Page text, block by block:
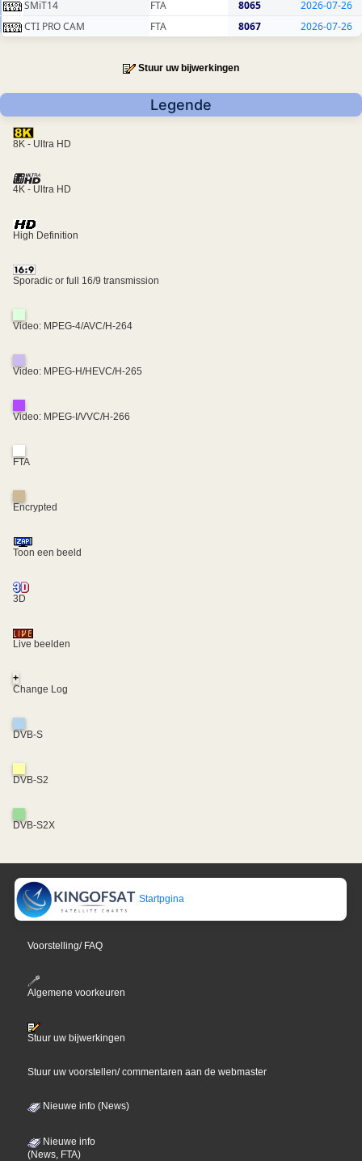
SMiT14 FTA 8065
2026-07-26
CTI PRO CAM
FTA 8067 2026-07-26
Stuur uw bijwerkingen
Legende
8K - Ultra HD
4K - Ultra HD
High Definition
Sporadic or full 16/9 transmission
Video: MPEG-4/AVC/H-264
Video: MPEG-H/HEVC/H-265
Video: MPEG-I/VVC/H-266
FTA
Encrypted
Toon een beeld
3D
Live beelden
+
Change Log
DVB-S
DVB-S2
DVB-S2X
Startpgina
Voorstelling/ FAQ
Algemene voorkeuren
Stuur uw bijwerkingen
Stuur uw voorstellen/ commentaren aan de webmaster
Nieuwe info (News)
Nieuwe info
(News, FTA)